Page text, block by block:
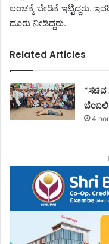
ಲಂಚಕ್ಕೆ ಬೇಡಿಕೆ ಇಟ್ಟಿದ್ದರು.
ದೂರು ನೀಡಿದ್ದರು.
Related Articles
*ಸಚಿವ
4